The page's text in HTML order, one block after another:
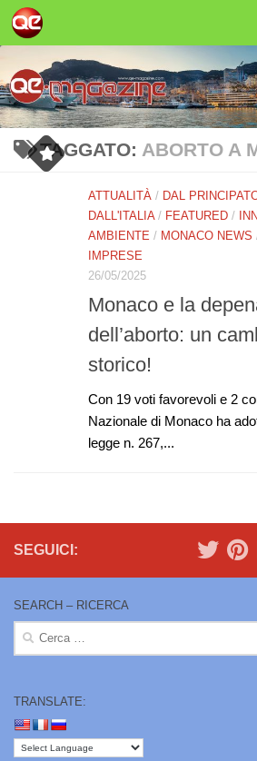
Salta al contenuto
TAGGATO: ABORTO A
ATTUALITÀ / DAL
DALL'ITALIA/ FEATURED /
AMBIENTE / MONACO NEWS
IMPRESE
26/05/2025
Monaco e la
dell’aborto: un
storico!
Con 19 voti favorevoli e 2
Nazionale di Monaco ha
legge n. 267,...
SEGUICI:
SEARCH – RICERCA
Ricerca
TRANSLATE: